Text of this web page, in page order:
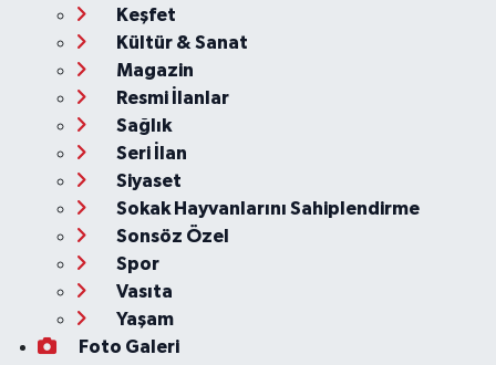
Keşfet
Kültür & Sanat
Magazin
Resmi İlanlar
Sağlık
Seri İlan
Siyaset
Sokak Hayvanlarını Sahiplendirme
Sonsöz Özel
Spor
Vasıta
Yaşam
Foto Galeri